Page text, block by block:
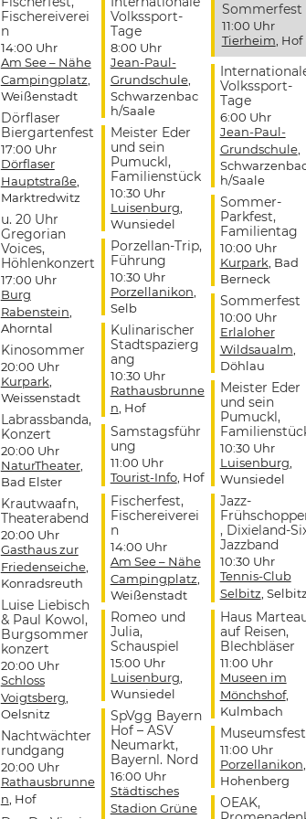
Fischereiverei
n
14:00 Uhr
Am See – Nähe
Campingplatz
Weißenstadt
Dörflaser
Biergartenfest
17:00 Uhr
Dörflaser
Hauptstraße,
Marktredwitz
u. 20 Uhr
Gregorian
Voices,
Höhlenkonzert
17:00 Uhr
Burg
Rabenstein
Ahorntal
Kinosommer
20:00 Uhr
Kurpark
Weissenstadt
Labrassbanda,
Konzert
20:00 Uhr
NaturTheater,
Bad Elster
Krautwaafn,
Theaterabend
20:00 Uhr
Gasthaus zur
Friedenseiche,
Konradsreuth
Luise Liebisch
& Paul Kowol,
Burgsommer
konzert
20:00 Uhr
Schloss
Voigtsberg
Oelsnitz
Nachtwächter
rundgang
20:00 Uhr
Rathausbrunne
n , Hof
Volkssport-
Tage
8:00 Uhr
Jean-Paul-
Grundschule,
Schwarzenbac
h/Saale
Meister Eder
und sein
Pumuckl,
Familienstück
10:30 Uhr
Luisenburg
Wunsiedel
Porzellan-Trip,
Führung
10:30 Uhr
Porzellanikon
Selb
Kulinarischer
Stadtspazierg
ang
10:30 Uhr
Rathausbrunne
n , Hof
Samstagsführ
ung
11:00 Uhr
Tourist-Info, Hof
Fischerfest,
Fischereiverei
n
14:00 Uhr
Am See – Nähe
Campingplatz
Weißenstadt
Romeo und
Julia,
Schauspiel
15:00 Uhr
Luisenburg
Wunsiedel
SpVgg Bayern
Hof – ASV
Neumarkt,
Bayernl. Nord
16:00 Uhr
Städtisches
Stadion Grüne
Sommerfest
11:00 Uhr
Tierheim , Hof
Volkssport-
Tage
6:00 Uhr
Jean-Paul-
Grundschule,
h/Saale
Sommer-
Parkfest,
Familientag
10:00 Uhr
Kurpark , Bad
Berneck
Sommerfest
10:00 Uhr
Erlaloher
Wildsaualm
Döhlau
Meister Eder
und sein
Pumuckl,
10:30 Uhr
Luisenburg
Wunsiedel
Jazz-
, Dixieland-
Jazzband
10:30 Uhr
Tennis-Club
Selbitz ,
Haus
auf Reisen,
Blechbläser
11:00 Uhr
Museen im
Mönchshof,
Kulmbach
Museumsfest
11:00 Uhr
Porzellanikon
Hohenberg
OEAK,